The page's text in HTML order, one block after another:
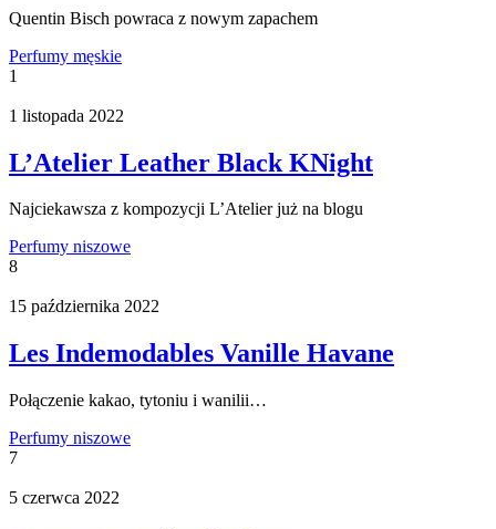
Quentin Bisch powraca z nowym zapachem
Perfumy męskie
1
1 listopada 2022
L’Atelier Leather Black KNight
Najciekawsza z kompozycji L’Atelier już na blogu
Perfumy niszowe
8
15 października 2022
Les Indemodables Vanille Havane
Połączenie kakao, tytoniu i wanilii…
Perfumy niszowe
7
5 czerwca 2022